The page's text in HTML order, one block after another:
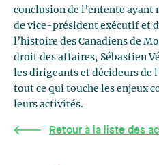
conclusion de l’entente ayant
de vice-président exécutif et
l’histoire des Canadiens de
droit des affaires, Sébastien
les dirigeants et décideurs de
tout ce qui touche les enjeux
leurs activités.
Retour à la liste des